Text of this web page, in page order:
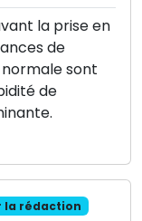
la prise en
de
sont
de
la rédaction